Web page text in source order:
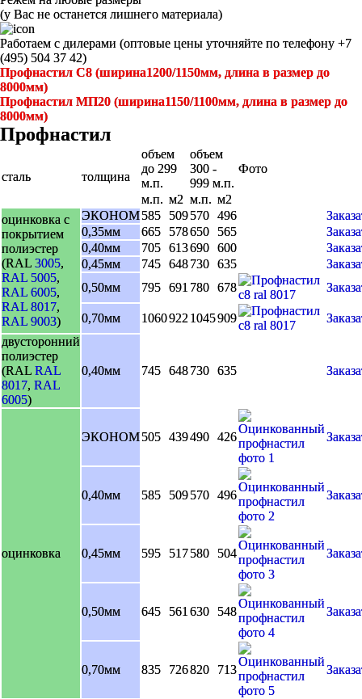
(у Вас не останется лишнего материала)
Работаем с дилерами (оптовые цены уточняйте по телефону +7
(495) 504 37 42)
Профнастил С8 (ширина1200/1150мм, длина в размер до
8000мм)
Профнастил МП20 (ширина1150/1100мм, длина в размер до
8000мм)
Профнастил
сталь толщина
объем
до 299
м.п.
объем
300 -
999 м.п.
Фото
м.п. м2 м.п. м2
оцинковка с
покрытием
полиэстер
(RAL 3005,
RAL 5005,
RAL 6005,
RAL 8017,
RAL 9003)
ЭКОНОМ585 509570 496
0,35мм
665 578650 565
0,40мм
705 613690 600
0,45мм
745 648730 635
0,50мм
795 691 780 678
0,70мм 1060922 1045909
двусторонний
полиэстер
(RAL RAL
8017, RAL
6005)
0,40мм 745 648730 635
оцинковка
ЭКОНОМ505 439490 426
0,40мм 585 509570 496
0,45мм 595 517580 504
0,50мм 645 561 630 548
0,70мм 835 726820 713